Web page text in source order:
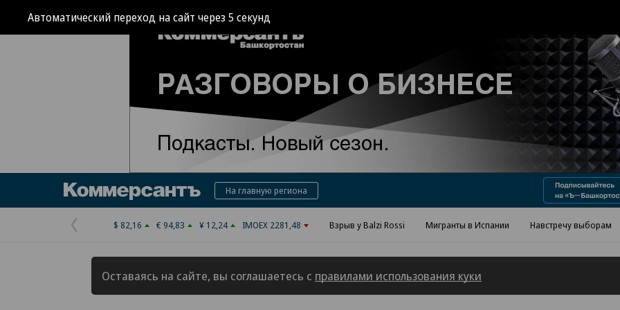
Автоматический переход на сайт через5 секунд
Реклама в «Ъ» www.kommersant.ru/ad
КоммерсантъНа главную региона
Предыдущая
страница
$ 82,16 € 94,83 ¥ 12,24 IMOEX 2281,48 Взрыв у Balzi Rossi Мигранты в Испании Навстречу выборам
Оставаясь на сайте, вы соглашаетесь с правилами использования куки